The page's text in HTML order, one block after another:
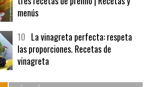
9Panecillos, gazpacho y bavarois,
tres recetas de premio | Recetas y
menús
10La vinagreta perfecta: respeta
las proporciones. Recetas de
vinagreta